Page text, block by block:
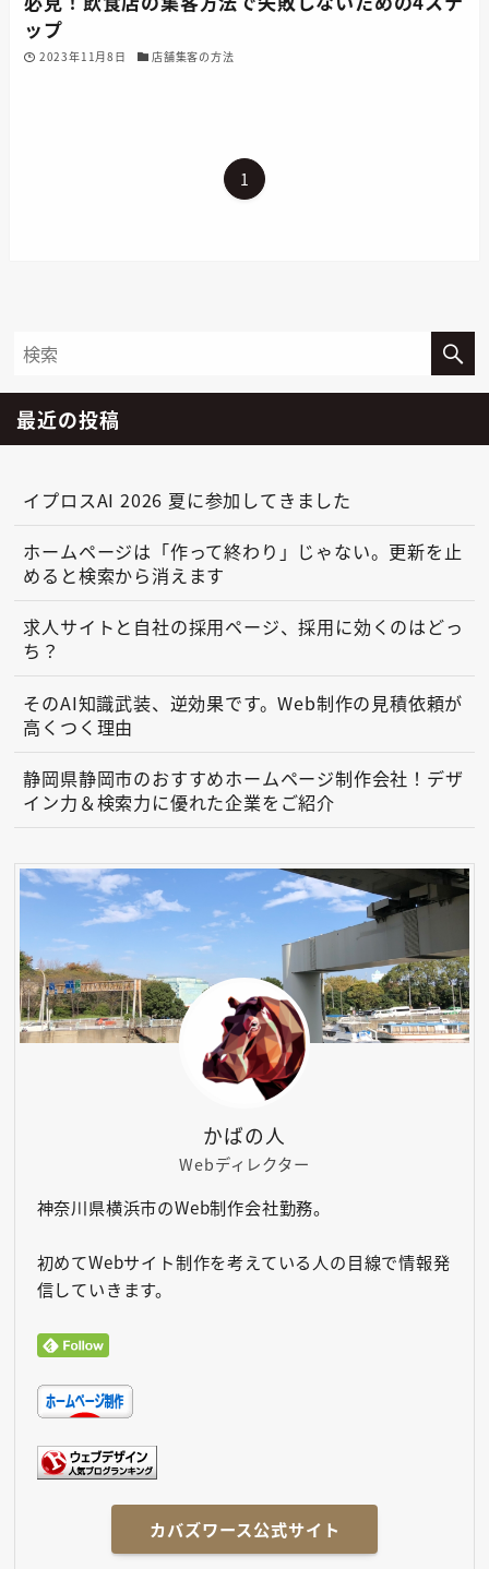
ップ
2023年11月8日 店舗集客の方法
1
最近の投稿
イプロスAI 2026 夏に参加してきました
ホームページは「作って終わり」じゃない。更新を止
めると検索から消えます
求人サイトと自社の採用ページ、採用に効くのはどっ
ち？
そのAI知識武装、逆効果です。Web制作の見積依頼が
高くつく理由
静岡県静岡市のおすすめホームページ制作会社！デザ
イン力＆検索力に優れた企業をご紹介
かばの人
Webディレクター
神奈川県横浜市のWeb制作会社勤務。
初めてWebサイト制作を考えている人の目線で情報発
信していきます。
カバズワース公式サイト